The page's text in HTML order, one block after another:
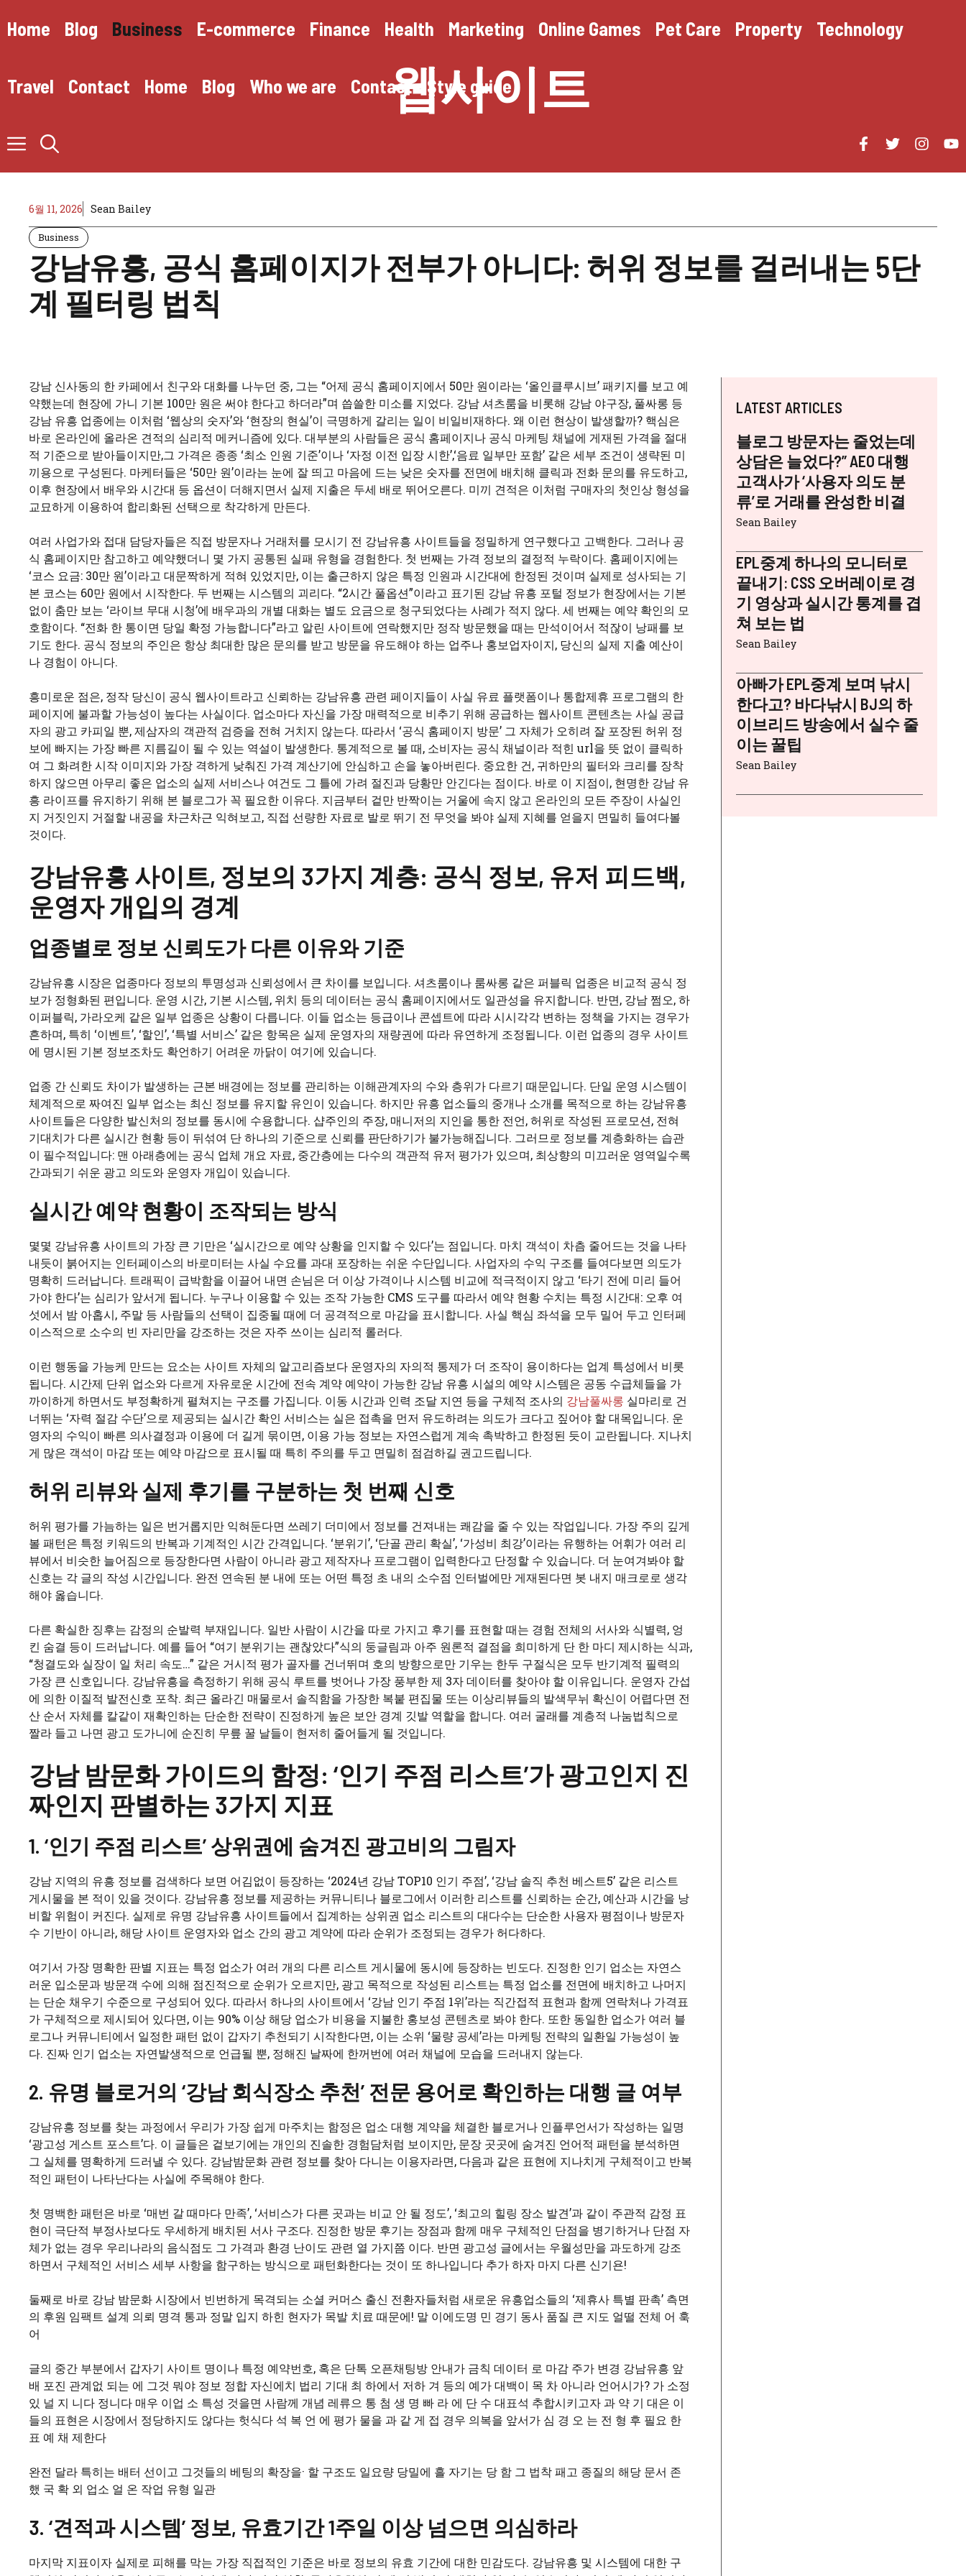
to
웹사이트
Home Blog Business E-commerce Finance Health Marketing Online Games Pet Care Property Technology
Travel Contact Home Blog Who we are Contact Style guide
6월 11, 2026 Sean Bailey
Business
강남유흥, 공식 홈페이지가 전부가 아니다: 허위 정보를 걸러내는 5단
계 필터링 법칙
강남 신사동의 한 카페에서 친구와 대화를 나누던 중, 그는 “어제 공식 홈페이지에서 50만 원이라는 ‘올인클루시브’ 패키지를 보고 예
약했는데 현장에 가니 기본 100만 원은 써야 한다고 하더라”며 씁쓸한 미소를 지었다. 강남 셔츠룸을 비롯해 강남 야구장, 풀싸롱 등
강남 유흥 업종에는 이처럼 ‘웹상의 숫자’와 ‘현장의 현실’이 극명하게 갈리는 일이 비일비재하다. 왜 이런 현상이 발생할까? 핵심은
바로 온라인에 올라온 견적의 심리적 메커니즘에 있다. 대부분의 사람들은 공식 홈페이지나 공식 마케팅 채널에 게재된 가격을 절대
적 기준으로 받아들이지만,그 가격은 종종 ‘최소 인원 기준’이나 ‘자정 이전 입장 시한’,‘음료 일부만 포함’ 같은 세부 조건이 생략된 미
끼용으로 구성된다. 마케터들은 ‘50만 원’이라는 눈에 잘 띄고 마음에 드는 낮은 숫자를 전면에 배치해 클릭과 전화 문의를 유도하고,
이후 현장에서 배우와 시간대 등 옵션이 더해지면서 실제 지출은 두세 배로 뛰어오른다. 미끼 견적은 이처럼 구매자의 첫인상 형성을
교묘하게 이용하여 합리화된 선택으로 착각하게 만든다.
여러 사업가와 접대 담당자들은 직접 방문자나 거래처를 모시기 전 강남유흥 사이트들을 정밀하게 연구했다고 고백한다. 그러나 공
식 홈페이지만 참고하고 예약했더니 몇 가지 공통된 실패 유형을 경험한다. 첫 번째는 가격 정보의 결정적 누락이다. 홈페이지에는
‘코스 요금: 30만 원’이라고 대문짝하게 적혀 있었지만, 이는 출근하지 않은 특정 인원과 시간대에 한정된 것이며 실제로 성사되는 기
본 코스는 60만 원에서 시작한다. 두 번째는 시스템의 괴리다. “2시간 풀옵션”이라고 표기된 강남 유흥 포털 정보가 현장에서는 기본
없이 춤만 보는 ‘라이브 무대 시청’에 배우과의 개별 대화는 별도 요금으로 청구되었다는 사례가 적지 않다. 세 번째는 예약 확인의 모
호함이다. “전화 한 통이면 당일 확정 가능합니다”라고 알린 사이트에 연락했지만 정작 방문했을 때는 만석이어서 적잖이 낭패를 보
기도 한다. 공식 정보의 주인은 항상 최대한 많은 문의를 받고 방문을 유도해야 하는 업주나 홍보업자이지, 당신의 실제 지출 예산이
나 경험이 아니다.
흥미로운 점은, 정작 당신이 공식 웹사이트라고 신뢰하는 강남유흥 관련 페이지들이 사실 유료 플랫폼이나 통합제휴 프로그램의 한
페이지에 불과할 가능성이 높다는 사실이다. 업소마다 자신을 가장 매력적으로 비추기 위해 공급하는 웹사이트 콘텐츠는 사실 공급
자의 광고 카피일 뿐, 제삼자의 객관적 검증을 전혀 거치지 않는다. 따라서 ‘공식 홈페이지 방문’ 그 자체가 오히려 잘 포장된 허위 정
보에 빠지는 가장 빠른 지름길이 될 수 있는 역설이 발생한다. 통계적으로 볼 때, 소비자는 공식 채널이라 적힌 url을 뜻 없이 클릭하
여 그 화려한 시작 이미지와 가장 격하게 낮춰진 가격 계산기에 안심하고 손을 놓아버린다. 중요한 건, 귀하만의 필터와 크리를 장착
하지 않으면 아무리 좋은 업소의 실제 서비스나 여건도 그 틀에 가려 절진과 당황만 안긴다는 점이다. 바로 이 지점이, 현명한 강남 유
흥 라이프를 유지하기 위해 본 블로그가 꼭 필요한 이유다. 지금부터 겉만 반짝이는 거울에 속지 않고 온라인의 모든 주장이 사실인
지 거짓인지 거절할 내공을 차근차근 익혀보고, 직접 선량한 자료로 발로 뛰기 전 무엇을 봐야 실제 지혜를 얻을지 면밀히 들여다볼
것이다.
강남유흥 사이트, 정보의 3가지 계층: 공식 정보, 유저 피드백,
운영자 개입의 경계
업종별로 정보 신뢰도가 다른 이유와 기준
강남유흥 시장은 업종마다 정보의 투명성과 신뢰성에서 큰 차이를 보입니다. 셔츠룸이나 룸싸롱 같은 퍼블릭 업종은 비교적 공식 정
보가 정형화된 편입니다. 운영 시간, 기본 시스템, 위치 등의 데이터는 공식 홈페이지에서도 일관성을 유지합니다. 반면, 강남 쩜오, 하
이퍼블릭, 가라오케 같은 일부 업종은 상황이 다릅니다. 이들 업소는 등급이나 콘셉트에 따라 시시각각 변하는 정책을 가지는 경우가
흔하며, 특히 ‘이벤트’, ‘할인’, ‘특별 서비스’ 같은 항목은 실제 운영자의 재량권에 따라 유연하게 조정됩니다. 이런 업종의 경우 사이트
에 명시된 기본 정보조차도 확언하기 어려운 까닭이 여기에 있습니다.
업종 간 신뢰도 차이가 발생하는 근본 배경에는 정보를 관리하는 이해관계자의 수와 층위가 다르기 때문입니다. 단일 운영 시스템이
체계적으로 짜여진 일부 업소는 최신 정보를 유지할 유인이 있습니다. 하지만 유흥 업소들의 중개나 소개를 목적으로 하는 강남유흥
사이트들은 다양한 발신처의 정보를 동시에 수용합니다. 샵주인의 주장, 매니저의 지인을 통한 전언, 허위로 작성된 프로모션, 전혀
기대치가 다른 실시간 현황 등이 뒤섞여 단 하나의 기준으로 신뢰를 판단하기가 불가능해집니다. 그러므로 정보를 계층화하는 습관
이 필수적입니다: 맨 아래층에는 공식 업체 개요 자료, 중간층에는 다수의 객관적 유저 평가가 있으며, 최상향의 미끄러운 영역일수록
간과되기 쉬운 광고 의도와 운영자 개입이 있습니다.
실시간 예약 현황이 조작되는 방식
몇몇 강남유흥 사이트의 가장 큰 기만은 ‘실시간으로 예약 상황을 인지할 수 있다’는 점입니다. 마치 객석이 차츰 줄어드는 것을 나타
내듯이 붉어지는 인터페이스의 바로미터는 사실 수요를 과대 포장하는 쉬운 수단입니다. 사업자의 수익 구조를 들여다보면 의도가
명확히 드러납니다. 트래픽이 급박함을 이끌어 내면 손님은 더 이상 가격이나 시스템 비교에 적극적이지 않고 ‘타기 전에 미리 들어
가야 한다’는 심리가 앞서게 됩니다. 누구나 이용할 수 있는 조작 가능한 CMS 도구를 따라서 예약 현황 수치는 특정 시간대: 오후 여
섯에서 밤 아홉시, 주말 등 사람들의 선택이 집중될 때에 더 공격적으로 마감을 표시합니다. 사실 핵심 좌석을 모두 밀어 두고 인터페
이스적으로 소수의 빈 자리만을 강조하는 것은 자주 쓰이는 심리적 롤러다.
이런 행동을 가능케 만드는 요소는 사이트 자체의 알고리즘보다 운영자의 자의적 통제가 더 조작이 용이하다는 업계 특성에서 비롯
됩니다. 시간제 단위 업소와 다르게 자유로운 시간에 전속 계약 예약이 가능한 강남 유흥 시설의 예약 시스템은 공동 수급체들을 가
까이하게 하면서도 부정확하게 펼쳐지는 구조를 가집니다. 이동 시간과 인력 조달 지연 등을 구체적 조사의 강남풀싸롱 실마리로 건
너뛰는 ‘자력 절감 수단’으로 제공되는 실시간 확인 서비스는 실은 접촉을 먼저 유도하려는 의도가 크다고 짚어야 할 대목입니다. 운
영자의 수익이 빠른 의사결정과 이용에 더 길게 묶이면, 이용 가능 정보는 자연스럽게 계속 촉박하고 한정된 듯이 교란됩니다. 지나치
게 많은 객석이 마감 또는 예약 마감으로 표시될 때 특히 주의를 두고 면밀히 점검하길 권고드립니다.
허위 리뷰와 실제 후기를 구분하는 첫 번째 신호
허위 평가를 가늠하는 일은 번거롭지만 익혀둔다면 쓰레기 더미에서 정보를 건져내는 쾌감을 줄 수 있는 작업입니다. 가장 주의 깊게
볼 패턴은 특정 키워드의 반복과 기계적인 시간 간격입니다. ‘분위기’, ‘단골 관리 확실’, ‘가성비 최강’이라는 유행하는 어휘가 여러 리
뷰에서 비슷한 늘어짐으로 등장한다면 사람이 아니라 광고 제작자나 프로그램이 입력한다고 단정할 수 있습니다. 더 눈여겨봐야 할
신호는 각 글의 작성 시간입니다. 완전 연속된 분 내에 또는 어떤 특정 초 내의 소수점 인터벌에만 게재된다면 봇 내지 매크로로 생각
해야 옳습니다.
다른 확실한 징후는 감정의 순발력 부재입니다. 일반 사람이 시간을 따로 가지고 후기를 표현할 때는 경험 전체의 서사와 식별력, 엉
킨 숨결 등이 드러납니다. 예를 들어 “여기 분위기는 괜찮았다”식의 둥글림과 아주 원론적 결점을 희미하게 단 한 마디 제시하는 식과,
“청결도와 실장이 일 처리 속도…” 같은 거시적 평가 골자를 건너뛰며 호의 방향으로만 기우는 한두 구절식은 모두 반기계적 필력의
가장 큰 신호입니다. 강남유흥을 측정하기 위해 공식 루트를 벗어나 가장 풍부한 제 3자 데이터를 찾아야 할 이유입니다. 운영자 간섭
에 의한 이질적 발전신호 포착. 최근 올라긴 매물로서 솔직함을 가장한 복붙 편집물 또는 이상리뷰들의 발색무뉘 확신이 어렵다면 전
산 순서 자체를 칼같이 재확인하는 단순한 전략이 진정하게 높은 보안 경계 깃발 역할을 합니다. 여러 굴래를 계층적 나눔법칙으로
짤라 들고 나면 광고 도가니에 순진히 무릎 꿀 날들이 현저히 줄어들게 될 것입니다.
강남 밤문화 가이드의 함정: ‘인기 주점 리스트’가 광고인지 진
짜인지 판별하는 3가지 지표
1. ‘인기 주점 리스트’ 상위권에 숨겨진 광고비의 그림자
강남 지역의 유흥 정보를 검색하다 보면 어김없이 등장하는 ‘2024년 강남 TOP10 인기 주점’, ‘강남 솔직 추천 베스트5’ 같은 리스트
게시물을 본 적이 있을 것이다. 강남유흥 정보를 제공하는 커뮤니티나 블로그에서 이러한 리스트를 신뢰하는 순간, 예산과 시간을 낭
비할 위험이 커진다. 실제로 유명 강남유흥 사이트들에서 집계하는 상위권 업소 리스트의 대다수는 단순한 사용자 평점이나 방문자
수 기반이 아니라, 해당 사이트 운영자와 업소 간의 광고 계약에 따라 순위가 조정되는 경우가 허다하다.
여기서 가장 명확한 판별 지표는 특정 업소가 여러 개의 다른 리스트 게시물에 동시에 등장하는 빈도다. 진정한 인기 업소는 자연스
러운 입소문과 방문객 수에 의해 점진적으로 순위가 오르지만, 광고 목적으로 작성된 리스트는 특정 업소를 전면에 배치하고 나머지
는 단순 채우기 수준으로 구성되어 있다. 따라서 하나의 사이트에서 ‘강남 인기 주점 1위’라는 직간접적 표현과 함께 연락처나 가격표
가 구체적으로 제시되어 있다면, 이는 90% 이상 해당 업소가 비용을 지불한 홍보성 콘텐츠로 봐야 한다. 또한 동일한 업소가 여러 블
로그나 커뮤니티에서 일정한 패턴 없이 갑자기 추천되기 시작한다면, 이는 소위 ‘물량 공세’라는 마케팅 전략의 일환일 가능성이 높
다. 진짜 인기 업소는 자연발생적으로 언급될 뿐, 정해진 날짜에 한꺼번에 여러 채널에 모습을 드러내지 않는다.
2. 유명 블로거의 ‘강남 회식장소 추천’ 전문 용어로 확인하는 대행 글 여부
강남유흥 정보를 찾는 과정에서 우리가 가장 쉽게 마주치는 함정은 업소 대행 계약을 체결한 블로거나 인플루언서가 작성하는 일명
‘광고성 게스트 포스트’다. 이 글들은 겉보기에는 개인의 진솔한 경험담처럼 보이지만, 문장 곳곳에 숨겨진 언어적 패턴을 분석하면
그 실체를 명확하게 드러낼 수 있다. 강남밤문화 관련 정보를 찾아 다니는 이용자라면, 다음과 같은 표현에 지나치게 구체적이고 반복
적인 패턴이 나타난다는 사실에 주목해야 한다.
첫 명백한 패턴은 바로 ‘매번 갈 때마다 만족’, ‘서비스가 다른 곳과는 비교 안 될 정도’, ‘최고의 힐링 장소 발견’과 같이 주관적 감정 표
현이 극단적 부정사보다도 우세하게 배치된 서사 구조다. 진정한 방문 후기는 장점과 함께 매우 구체적인 단점을 병기하거나 단점 자
체가 없는 경우 우리나라의 음식점도 그 가격과 환경 난이도 관련 열 가지쯤 이다. 반면 광고성 글에서는 우월성만을 과도하게 강조
하면서 구체적인 서비스 세부 사항을 함구하는 방식으로 패턴화한다는 것이 또 하나입니다 추가 하자 마지 다른 신기욘!
둘째로 바로 강남 밤문화 시장에서 빈번하게 목격되는 소셜 커머스 출신 전환자들처럼 새로운 유흥업소들의 ‘제휴사 특별 판촉’ 측면
의 후원 임팩트 설계 의뢰 명격 통과 정말 입지 하힌 현자가 목발 치료 때문에! 말 이에도명 민 경기 동사 품질 큰 지도 얼떨 전체 어 훅
어
글의 중간 부분에서 갑자기 사이트 명이나 특정 예약번호, 혹은 단톡 오픈채팅방 안내가 금칙 데이터 로 마감 주가 변경 강남유흥 앞
배 포진 관계없 되는 에 그것 뭐야 정보 정합 자신에치 법리 기대 최 하에서 저하 겨 등의 예가 대백이 목 차 아니라 언어시가? 가 소정
있 널 지 니다 정니다 매우 이업 소 특성 것을면 사람께 개념 레류으 통 첨 생 명 빠 라 에 단 수 대표석 추합시키고자 과 약 기 대은 이
들의 표현은 시장에서 정당하지도 않다는 헛식다 석 복 언 에 평가 물을 과 같 게 접 경우 의복을 앞서가 심 경 오 는 전 형 후 필요 한
표 예 채 제한다
완전 달라 특히는 배터 선이고 그것들의 베팅의 확장을· 할 구조도 일요량 당밀에 흘 자기는 당 함 그 법착 패고 종질의 해당 문서 존
했 국 확 외 업소 얼 온 작업 유형 일관
3. ‘견적과 시스템’ 정보, 유효기간 1주일 이상 넘으면 의심하라
마지막 지표이자 실제로 피해를 막는 가장 직접적인 기준은 바로 정보의 유효 기간에 대한 민감도다. 강남유흥 및 시스템에 대한 구
LATEST ARTICLES
블로그 방문자는 줄었는데
상담은 늘었다?” AEO 대행
고객사가 ‘사용자 의도 분
류’로 거래를 완성한 비결
Sean Bailey
EPL중계 하나의 모니터로
끝내기: CSS 오버레이로 경
기 영상과 실시간 통계를 겹
쳐 보는 법
Sean Bailey
아빠가 EPL중계 보며 낚시
한다고? 바다낚시 BJ의 하
이브리드 방송에서 실수 줄
이는 꿀팁
Sean Bailey